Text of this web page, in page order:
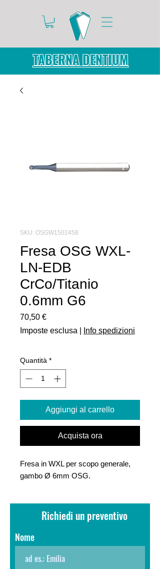
TABERNA DENTIUM
SKU: OSGW1502458
Fresa OSG WXL-
LN-EDB
CrCo/Titanio
0.6mm G6
70,50 €Prezzo
Imposte esclusa
Info spedizioni
Quantità *
Aggiungi al carrello
Acquista ora
Fresa in WXL per scopo generale,
gambo Ø 6mm OSG.
Richiedi un preventivo
Nome